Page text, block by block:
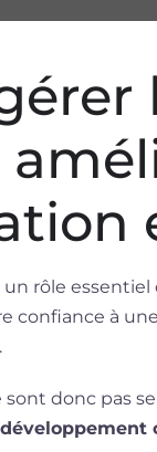
rôle
confiance à
sont donc pas